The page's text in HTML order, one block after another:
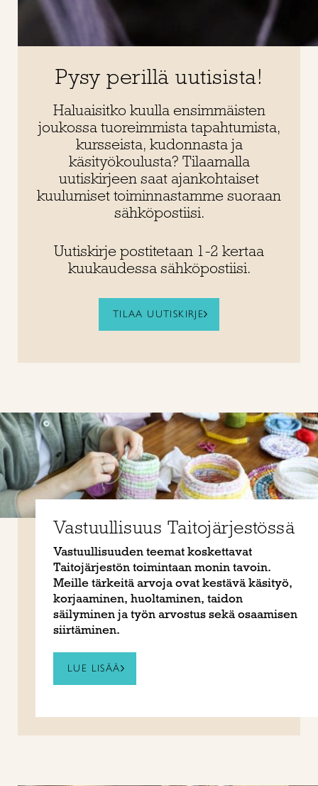
Pysy perillä uutisista!
Haluaisitko kuulla ensimmäisten
joukossa tuoreimmista tapahtumista,
kursseista, kudonnasta ja
käsityökoulusta? Tilaamalla
uutiskirjeen saat ajankohtaiset
kuulumiset toiminnastamme suoraan
sähköpostiisi.
Uutiskirje postitetaan 1-2 kertaa
kuukaudessa sähköpostiisi.
TILAA UUTISKIRJE
Vastuullisuus Taitojärjestössä
Vastuullisuuden teemat koskettavat
Taitojärjestön toimintaan monin tavoin.
Meille tärkeitä arvoja ovat kestävä käsityö,
korjaaminen, huoltaminen, taidon
säilyminen ja työn arvostus sekä osaamisen
siirtäminen.
LUE LISÄÄ